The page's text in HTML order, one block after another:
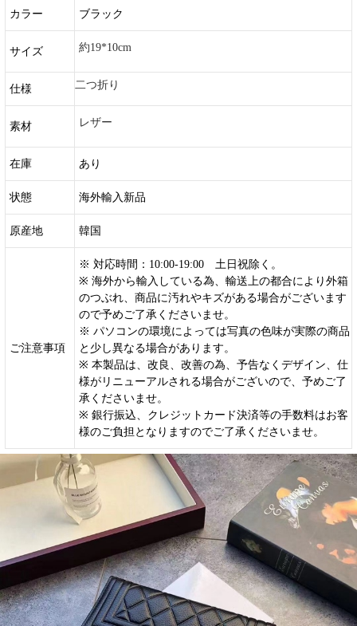
カラー ブラック
サイズ 約19*10cm
仕様 二つ折り
素材 レザー
在庫 あり
状態 海外輸入新品
原産地 韓国
ご注意事項
※ 対応時間：10:00-19:00 土日祝除く。
※ 海外から輸入している為、輸送上の都合により外箱
のつぶれ、商品に汚れやキズがある場合がございます
ので予めご了承くださいませ。
※ パソコンの環境によっては写真の色味が実際の商品
と少し異なる場合があります。
※ 本製品は、改良、改善の為、予告なくデザイン、仕
様がリニューアルされる場合がございので、予めご了
承くださいませ。
※ 銀行振込、クレジットカード決済等の手数料はお客
様のご負担となりますのでご了承くださいませ。